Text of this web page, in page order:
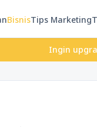
BisnisTips Marketing
Ingin upgrade skill